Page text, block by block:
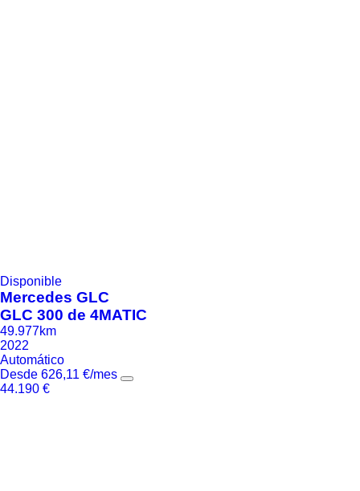
Disponible
Mercedes GLC
GLC 300 de 4MATIC
49.977km
2022
Automático
Desde 626,11 €/mes
44.190 €